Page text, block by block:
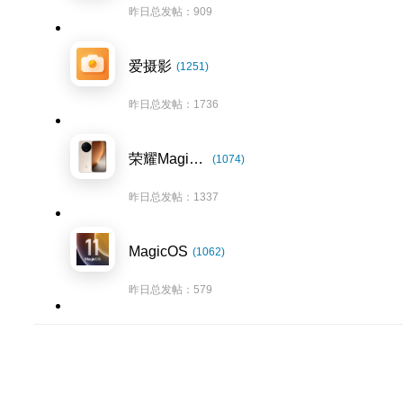
昨日总发帖：909
爱摄影 (1251)
昨日总发帖：1736
荣耀Magic8系列 (1074)
昨日总发帖：1337
MagicOS (1062)
昨日总发帖：579